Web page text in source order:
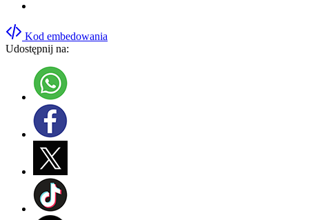
Kod embedowania
Udostępnij na: